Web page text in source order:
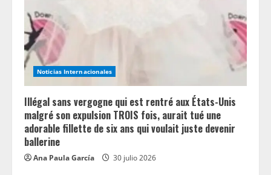
a
d
i
n
g
Noticias Internacionales
Illégal sans vergogne qui est rentré aux États-Unis
malgré son expulsion TROIS fois, aurait tué une
adorable fillette de six ans qui voulait juste devenir
ballerine
Ana Paula García 30 julio 2026